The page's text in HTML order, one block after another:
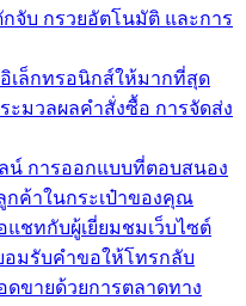
จับ กรวยอัตโนมัติ และการ
เล็กทรอนิกส์ให้มากที่สุด
ะมวลผลคำสั่งซื้อ การจัดส่ง
น์ การออกแบบที่ตอบสนอง
กค้าในกระเป๋าของคุณ
แชทกับผู้เยี่ยมชมเว็บไซต์
มรับคำขอให้โทรกลับ
ดขายด้วยการตลาดทาง